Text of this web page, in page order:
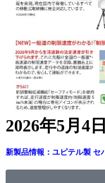
2026年5月4日
新製品情報：ユピテル製 セ